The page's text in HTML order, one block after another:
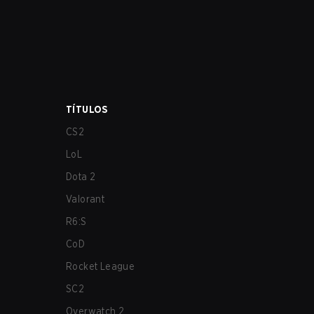
TÍTULOS
CS2
LoL
Dota 2
Valorant
R6:S
CoD
Rocket League
SC2
Overwatch 2